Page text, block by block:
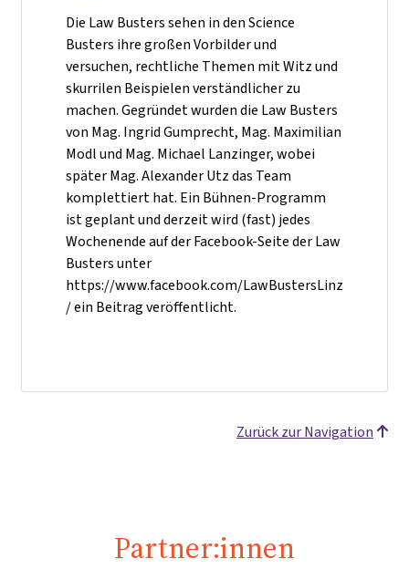
Die Law Busters sehen in den Science
Busters ihre großen Vorbilder und
versuchen, rechtliche Themen mit Witz und
skurrilen Beispielen verständlicher zu
machen. Gegründet wurden die Law Busters
von Mag. Ingrid Gumprecht, Mag. Maximilian
Modl und Mag. Michael Lanzinger, wobei
später Mag. Alexander Utz das Team
komplettiert hat. Ein Bühnen-Programm
ist geplant und derzeit wird (fast) jedes
Wochenende auf der Facebook-Seite der Law
Busters unter
https://www.facebook.com/LawBustersLinz
/ ein Beitrag veröffentlicht.
Zurück zur Navigation
Partner:innen